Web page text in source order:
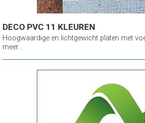
DECO PVC 11 KLEUREN
Hoogwaardige en lichtgewicht platen met
meer...